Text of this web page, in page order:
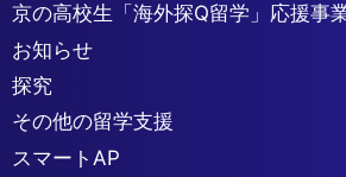
京の高校生「海外探Q留学」応援事
お知らせ
探究
その他の留学支援
スマートAP